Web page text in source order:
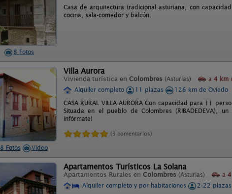
8 Fotos
Casa de arquitectura tradicional asturiana, con
cocina, sala-comedor y balcón.
8 Fotos Video
Villa Aurora
Vivienda turística en Colombres (Asturias) a 4 km
Alquiler completo
11 plazas
126 km de Oviedo
CASA RURAL VILLA AURORA Con capacidad para 11
Situada en el pueblo de Colombres (RIBADEDEVA), un
infórmate!
(3 comentarios)
Apartamentos Turísticos La Solana
Apartamentos Rurales en Colombres (Asturias) a
Alquiler completo y por habitaciones
2-22 plazas